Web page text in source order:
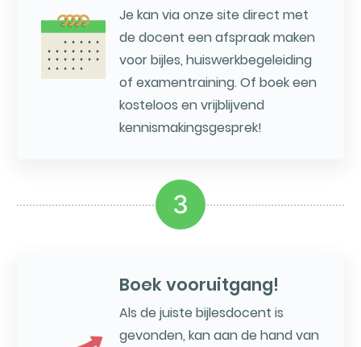
Je kan via onze site direct met
de docent een afspraak maken
voor bijles, huiswerkbegeleiding
of examentraining. Of boek een
kosteloos en vrijblijvend
kennismakingsgesprek!
3
Boek vooruitgang!
Als de juiste bijlesdocent is
gevonden, kan aan de hand van